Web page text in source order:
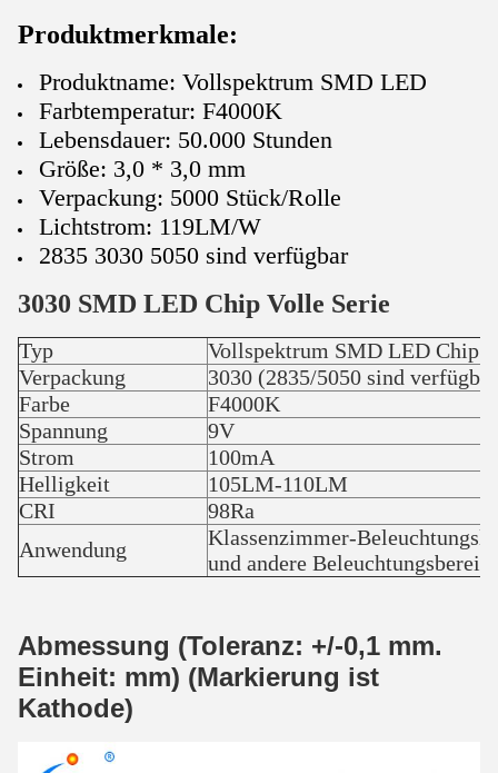
Produktmerkmale:
Produktname: Vollspektrum SMD LED
Farbtemperatur: F4000K
Lebensdauer: 50.000 Stunden
Größe: 3,0 * 3,0 mm
Verpackung: 5000 Stück/Rolle
Lichtstrom: 119LM/W
2835 3030 5050 sind verfügbar
3030 SMD LED Chip Volle Serie
Typ
Vollspektrum SMD LED Chip
Verpackung
3030 (2835/5050 sind
Farbe
F4000K
Spannung
9V
Strom
100mA
Helligkeit
105LM-110LM
CRI
98Ra
Anwendung
Klassenzimmer-
und andere
Abmessung (Toleranz: +/-0,1 mm.
Einheit: mm) (Markierung ist
Kathode)